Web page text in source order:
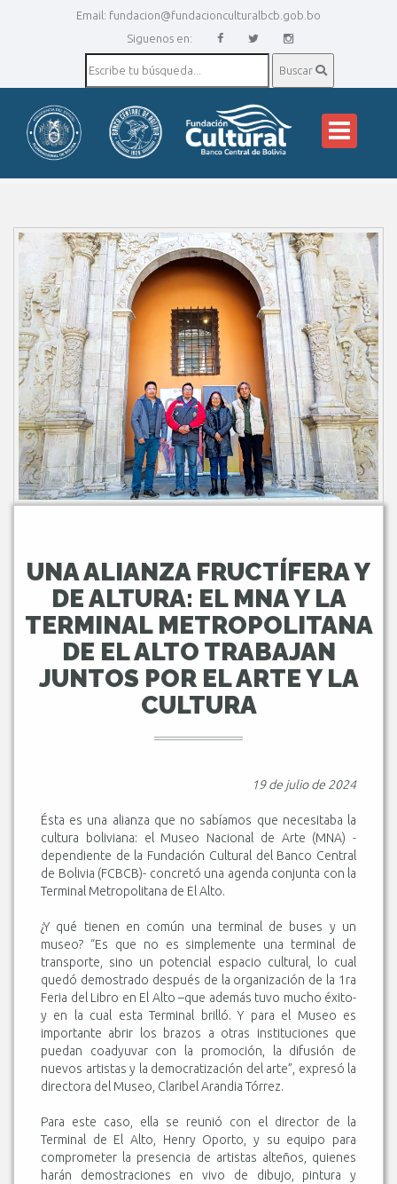
Email: fundacion@fundacionculturalbcb.gob.bo
Siguenos en:
Buscar
UNA ALIANZA FRUCTÍFERA Y
DE ALTURA: EL MNA Y LA
TERMINAL METROPOLITANA
DE EL ALTO TRABAJAN
JUNTOS POR EL ARTE Y LA
CULTURA
19 de julio de 2024
Ésta es una alianza que no sabíamos que necesitaba la
cultura boliviana: el Museo Nacional de Arte (MNA) -
dependiente de la Fundación Cultural del Banco Central
de Bolivia (FCBCB)- concretó una agenda conjunta con la
Terminal Metropolitana de El Alto.
¿Y qué tienen en común una terminal de buses y un
museo? “Es que no es simplemente una terminal de
transporte, sino un potencial espacio cultural, lo cual
quedó demostrado después de la organización de la 1ra
Feria del Libro en El Alto –que además tuvo mucho éxito-
y en la cual esta Terminal brilló. Y para el Museo es
importante abrir los brazos a otras instituciones que
puedan coadyuvar con la promoción, la difusión de
nuevos artistas y la democratización del arte”, expresó la
directora del Museo, Claribel Arandia Tórrez.
Para este caso, ella se reunió con el director de la
Terminal de El Alto, Henry Oporto, y su equipo para
comprometer la presencia de artistas alteños, quienes
harán demostraciones en vivo de dibujo, pintura y